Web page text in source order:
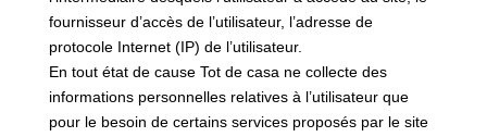
fournisseur d’accès de l’utilisateur, l’adresse de
protocole Internet (IP) de l’utilisateur.
En tout état de cause Tot de casa ne collecte des
informations personnelles relatives à l’utilisateur que
pour le besoin de certains services proposés par le site